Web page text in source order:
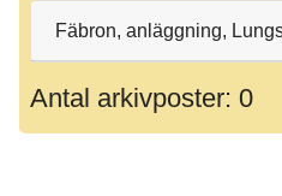
Fäbron, anläggning,
Antal arkivposter: 0